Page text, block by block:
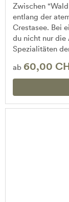
Zwischen
entlang der
Crestasee. Bei
du nicht nur die
Spezialitäten
ab 60,00